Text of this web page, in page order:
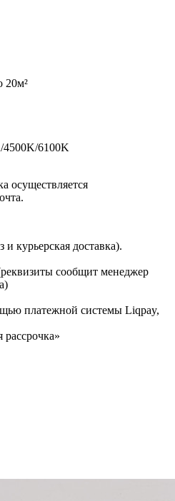
20м²
4500K/6100K
осуществляется
курьерская доставка).
сообщит менеджер
платежной системы Liqpay,